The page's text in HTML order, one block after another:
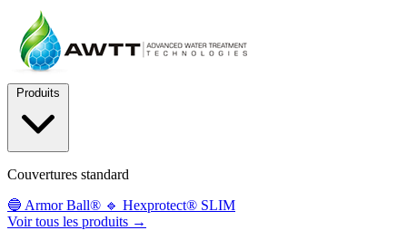
Couvertures standard
🔵 Armor Ball® 🔹 Hexprotect® SLIM
Voir tous les produits →